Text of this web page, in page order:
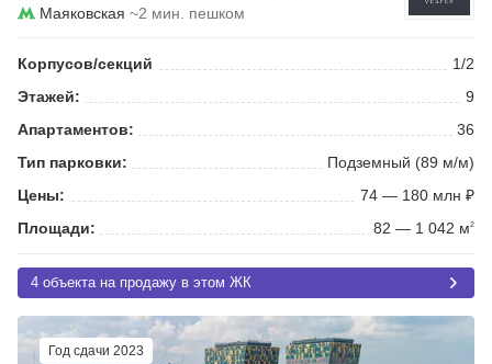
Маяковская ~2 мин. пешком
Корпусов/секций
1/2
Этажей:
9
Апартаментов:
36
Тип парковки:
Подземный (89 м/м)
Цены:
74 — 180 млн ₽
Площади:
82 — 1 042 м2
4 объекта на продажу в этом ЖК
Год сдачи 2023